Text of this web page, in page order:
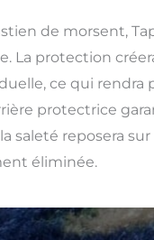
de morsent,
La protection
ce qui rendra
protectrice
saleté reposera sur
éliminée.